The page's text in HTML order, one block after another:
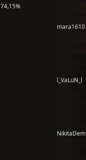
74,15%
mara1610
l_VaLuN_l
NikitaDem